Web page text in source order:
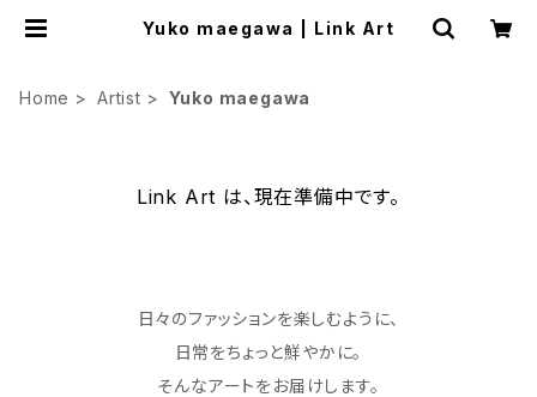
Yuko maegawa | Link Art
Home Artist Yuko maegawa
Link Art は、現在準備中です。
日々のファッションを楽しむように、
日常をちょっと鮮やかに。
そんなアートをお届けします。